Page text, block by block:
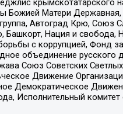
крымскотатарского
Божией Матери
Автоград Крю, Союз
Башкорт, Нация и
с коррупцией, Фонд
объединение
Союз Советских
Движение
Демократическое
Исполнительный